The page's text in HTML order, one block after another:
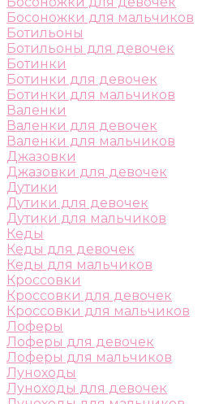
Босоножки для мальчиков
Ботильоны
Ботильоны для девочек
Ботинки
Ботинки для девочек
Ботинки для мальчиков
Валенки
Валенки для девочек
Валенки для мальчиков
Джазовки
Джазовки для девочек
Дутики
Дутики для девочек
Дутики для мальчиков
Кеды
Кеды для девочек
Кеды для мальчиков
Кроссовки
Кроссовки для девочек
Кроссовки для мальчиков
Лоферы
Лоферы для девочек
Лоферы для мальчиков
Луноходы
Луноходы для девочек